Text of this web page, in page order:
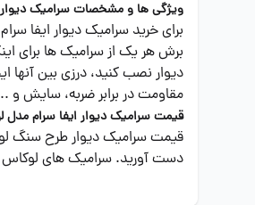
ویژگی ها و مشخصات سرامیک دیوار
برش هر یک از سرامیک ها برای
دیوار نصب کنید، درزی بین
مقاومت در برابر ضربه، سایش و
قیمت سرامیک دیوار ایفا سرام مدل
قیمت سرامیک دیوار طرح سنگ
دست آورید. سرامیک های لوکاس